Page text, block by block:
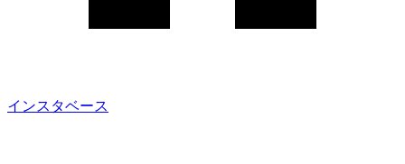
インスタベース